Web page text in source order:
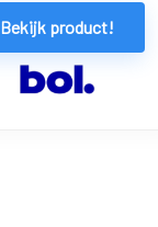
Bekijk product!